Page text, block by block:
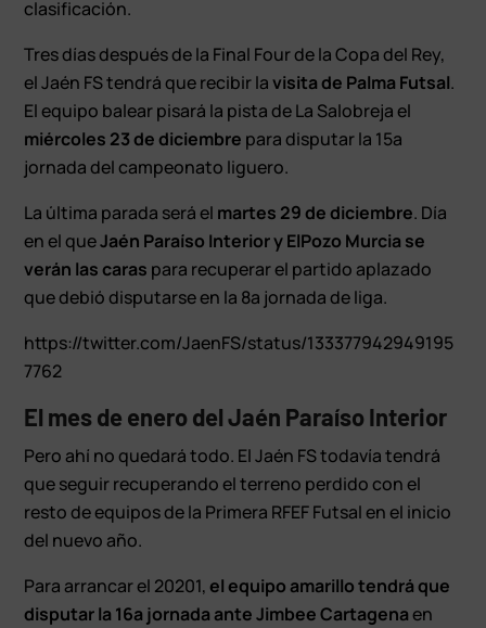
clasificación.
Tres días después de la Final Four de la Copa del Rey,
el Jaén FS tendrá que recibir lavisita de Palma Futsal.
El equipo balear pisará la pista de La Salobreja el
miércoles 23 de diciembre para disputar la 15ª
jornada del campeonato liguero.
La última parada será el martes 29 de diciembre. Día
en el queJaén Paraíso Interior y ElPozo Murcia se
verán las caras para recuperar el partido aplazado
que debió disputarse en la 8ª jornada de liga.
https://twitter.com/JaenFS/status/133377942949195
7762
El mes de enero del Jaén Paraíso Interior
Pero ahí no quedará todo. El Jaén FS todavía tendrá
que seguir recuperando el terreno perdido con el
resto de equipos de la Primera RFEF Futsal en el inicio
del nuevo año.
Para arrancar el 20201,el equipo amarillo tendrá que
disputar la 16ª jornada ante Jimbee Cartagenaen